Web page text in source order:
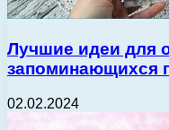
Лучшие идеи для
запоминающихся
02.02.2024